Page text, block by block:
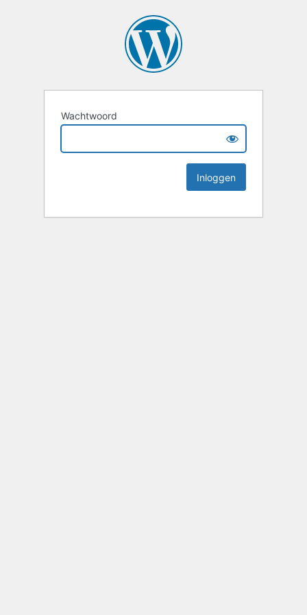
Wachtwoord